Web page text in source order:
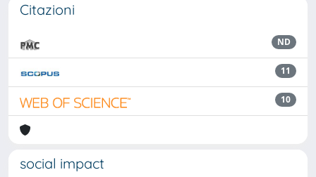
Citazioni
ND
11
10
social impact